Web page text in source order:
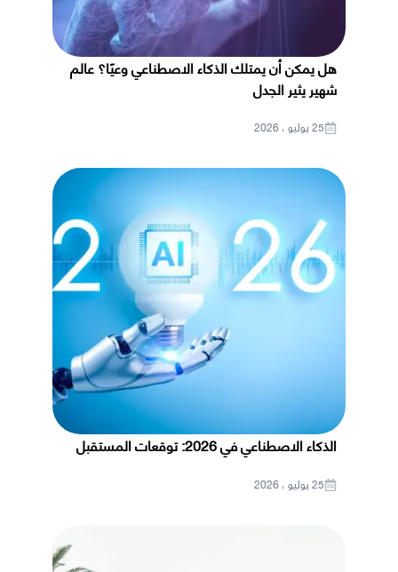
هل يمكن أن يمتلك الذكاء الاصطناعي وعيًا؟ عالم
شهير يثير الجدل
25 يوليو ، 2026
الذكاء الاصطناعي في 2026: توقعات المستقبل
25 يوليو ، 2026